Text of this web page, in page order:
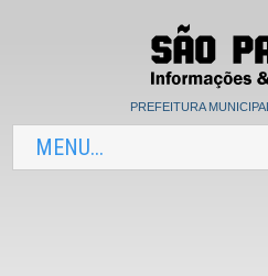
PREFEITURA
MENU...